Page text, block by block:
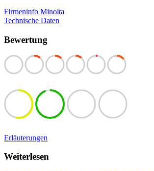
Firmeninfo Minolta
Technische Daten
Bewertung
Erläuterungen
Weiterlesen